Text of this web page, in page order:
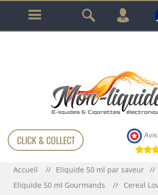
GARANTIE À VIE SUR TOUT
!!!
CLICK & COLLECT
Accueil
Eliquide 50 ml par saveur
Eliquide 50 ml Gourmands
Cereal